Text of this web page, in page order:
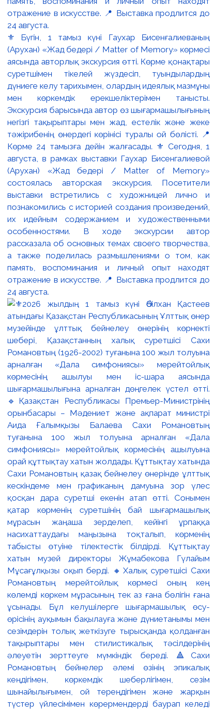
⚜️ Бүгін, 1 тамыз күні Гаухар Бисенғалиеваның
(Арухан) «Жад бедері / Matter of Memory» көрмесі
аясында авторлық экскурсия өтті. Көрме қонақтары
суретшімен тікелей жүздесіп, туындылардың
дүниеге келу тарихымен, олардың идеялық мазмұны
мен көркемдік ерекшеліктерімен танысты.
Экскурсия барысында автор өз шығармашылығының
негізгі тақырыптары мен жад, естелік және жеке
тәжірибенің өнердегі көрінісі туралы ой бөлісті. 📍
Көрме 24 тамызға дейін жалғасады. ⚜️ Сегодня, 1
августа, в рамках выставки Гаухар Бисенгалиевой
(Арухан) «Жад бедері / Matter of Memory»
состоялась авторская экскурсия. Посетители
выставки встретились с художницей лично и
познакомились с историей создания произведений,
их идейным содержанием и художественными
особенностями. В ходе экскурсии автор
рассказала об основных темах своего творчества,
а также поделилась размышлениями о том, как
память, воспоминания и личный опыт находят
отражение в искусстве. 📍 Выставка продлится до
24 августа.